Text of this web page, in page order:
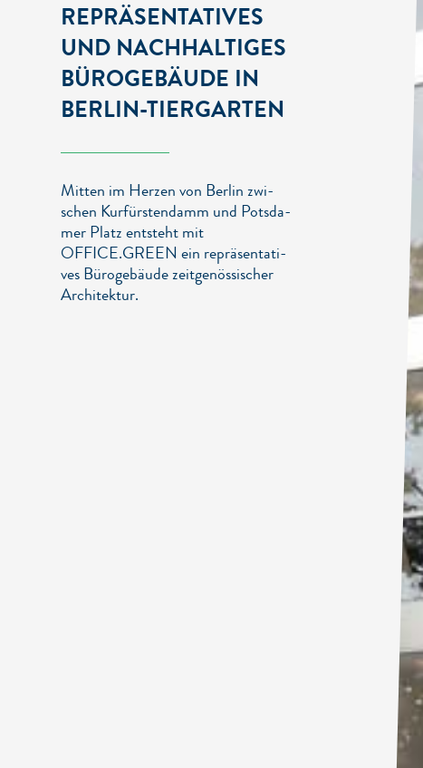
REPRÄ­SEN­TA­TI­VES
UND NACHHALTIGES
BÜROGEBÄUDE IN
BER­LIN-TIERGARTEN
Mit­ten im Her­zen von Ber­lin zwi­
schen Kurfürstendamm und Pots­da­
mer Platz ent­steht mit
OFFICE.GREEN ein reprä­sen­ta­ti­
ves Bürogebäude zeit­ge­nös­si­scher
Archi­tek­tur.